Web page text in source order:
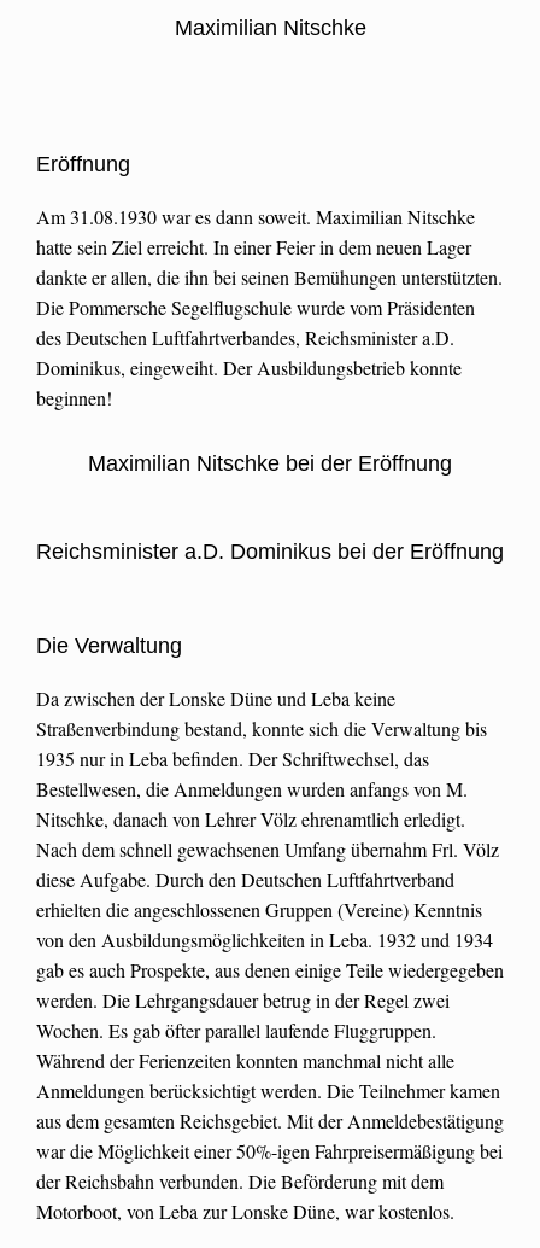
Maximilian Nitschke
Eröffnung
Am 31.08.1930 war es dann soweit. Maximilian Nitschke
hatte sein Ziel erreicht. In einer Feier in dem neuen Lager
dankte er allen, die ihn bei seinen Bemühungen unterstützten.
Die Pommersche Segelflugschule wurde vom Präsidenten
des Deutschen Luftfahrtverbandes, Reichsminister a.D.
Dominikus, eingeweiht. Der Ausbildungsbetrieb konnte
beginnen!
Maximilian Nitschke bei der Eröffnung
Reichsminister a.D. Dominikus bei der Eröffnung
Die Verwaltung
Da zwischen der Lonske Düne und Leba keine
Straßenverbindung bestand, konnte sich die Verwaltung bis
1935 nur in Leba befinden. Der Schriftwechsel, das
Bestellwesen, die Anmeldungen wurden anfangs von M.
Nitschke, danach von Lehrer Völz ehrenamtlich erledigt.
Nach dem schnell gewachsenen Umfang übernahm Frl. Völz
diese Aufgabe. Durch den Deutschen Luftfahrtverband
erhielten die angeschlossenen Gruppen (Vereine) Kenntnis
von den Ausbildungsmöglichkeiten in Leba. 1932 und 1934
gab es auch Prospekte, aus denen einige Teile wiedergegeben
werden. Die Lehrgangsdauer betrug in der Regel zwei
Wochen. Es gab öfter parallel laufende Fluggruppen.
Während der Ferienzeiten konnten manchmal nicht alle
Anmeldungen berücksichtigt werden. Die Teilnehmer kamen
aus dem gesamten Reichsgebiet. Mit der Anmeldebestätigung
war die Möglichkeit einer 50%-igen Fahrpreisermäßigung bei
der Reichsbahn verbunden. Die Beförderung mit dem
Motorboot, von Leba zur Lonske Düne, war kostenlos.